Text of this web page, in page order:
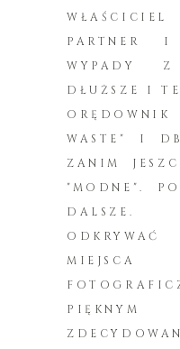
PARTNER
WYPADY
DŁUŻSZE I
WASTE" I
ZANIM
"MODNE".
DALSZE.